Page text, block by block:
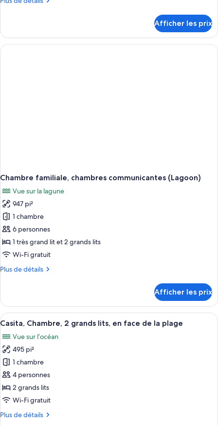
chambre :
chambres
communicantes
Chambre
familiale,
chambres
Afficher les prix
Chambre familiale, chambres communicantes (Lagoon)
Vue sur la lagune
947 pi²
1 chambre
6 personnes
1 très grand lit et 2 grands lits
Wi-Fi gratuit
Plus de détails
Plus
Chambre
familiale,
chambres
(Lagoon)
Afficher les prix
Afficher
toutes
les
photos
pour
ce
type
de
chambre :
Casita,
Casita, Chambre, 2 grands lits, en
3
Casita, Chambre, 2 grands lits, en face de la plage
Vue sur l’océan
495 pi²
1 chambre
4 personnes
2 grands lits
Wi-Fi gratuit
Plus de détails
Plus